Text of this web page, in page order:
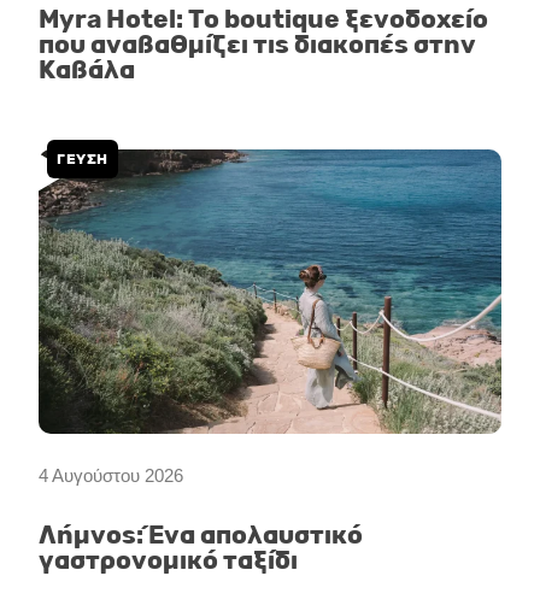
Myra Hotel: Το boutique ξενοδοχείο
που αναβαθμίζει τις διακοπές στην
Καβάλα
4 Αυγούστου 2026
ΓΕΥΣΗ
Λήμνος: Ένα απολαυστικό
γαστρονομικό ταξίδι